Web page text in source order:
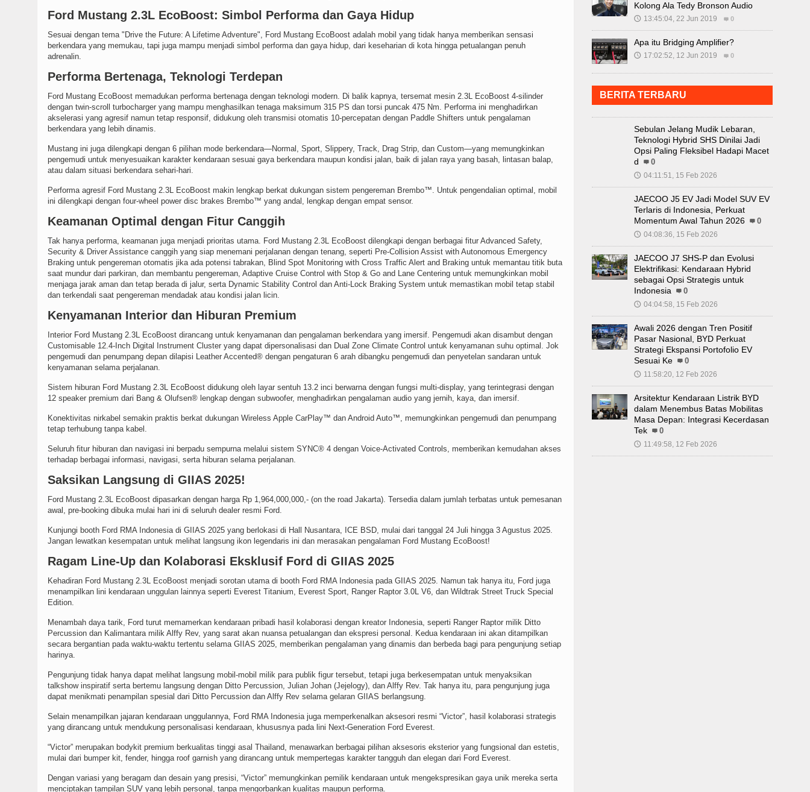
Ford Mustang 2.3L EcoBoost: Simbol Performa dan Gaya Hidup
Sesuai dengan tema "Drive the Future: A Lifetime Adventure", Ford Mustang EcoBoost adalah mobil yang tidak hanya memberikan sensasi
berkendara yang memukau, tapi juga mampu menjadi simbol performa dan gaya hidup, dari keseharian di kota hingga petualangan penuh
adrenalin.
Performa Bertenaga, Teknologi Terdepan
Ford Mustang EcoBoost memadukan performa bertenaga dengan teknologi modern. Di balik kapnya, tersemat mesin 2.3L EcoBoost 4-silinder
dengan twin-scroll turbocharger yang mampu menghasilkan tenaga maksimum 315 PS dan torsi puncak 475 Nm. Performa ini menghadirkan
akselerasi yang agresif namun tetap responsif, didukung oleh transmisi otomatis 10-percepatan dengan Paddle Shifters untuk pengalaman
berkendara yang lebih dinamis.
Mustang ini juga dilengkapi dengan 6 pilihan mode berkendara—Normal, Sport, Slippery, Track, Drag Strip, dan Custom—yang memungkinkan
pengemudi untuk menyesuaikan karakter kendaraan sesuai gaya berkendara maupun kondisi jalan, baik di jalan raya yang basah, lintasan balap,
atau dalam situasi berkendara sehari-hari.
Performa agresif Ford Mustang 2.3L EcoBoost makin lengkap berkat dukungan sistem pengereman Brembo™. Untuk pengendalian optimal, mobil
ini dilengkapi dengan four-wheel power disc brakes Brembo™ yang andal, lengkap dengan empat sensor.
Keamanan Optimal dengan Fitur Canggih
Tak hanya performa, keamanan juga menjadi prioritas utama. Ford Mustang 2.3L EcoBoost dilengkapi dengan berbagai fitur Advanced Safety,
Security & Driver Assistance canggih yang siap menemani perjalanan dengan tenang, seperti Pre-Collision Assist with Autonomous Emergency
Braking untuk pengereman otomatis jika ada potensi tabrakan, Blind Spot Monitoring with Cross Traffic Alert and Braking untuk memantau titik buta
saat mundur dari parkiran, dan membantu pengereman, Adaptive Cruise Control with Stop & Go and Lane Centering untuk memungkinkan mobil
menjaga jarak aman dan tetap berada di jalur, serta Dynamic Stability Control dan Anti-Lock Braking System untuk memastikan mobil tetap stabil
dan terkendali saat pengereman mendadak atau kondisi jalan licin.
Kenyamanan Interior dan Hiburan Premium
Interior Ford Mustang 2.3L EcoBoost dirancang untuk kenyamanan dan pengalaman berkendara yang imersif. Pengemudi akan disambut dengan
Customisable 12.4-Inch Digital Instrument Cluster yang dapat dipersonalisasi dan Dual Zone Climate Control untuk kenyamanan suhu optimal. Jok
pengemudi dan penumpang depan dilapisi Leather Accented® dengan pengaturan 6 arah dibangku pengemudi dan penyetelan sandaran untuk
kenyamanan selama perjalanan.
Sistem hiburan Ford Mustang 2.3L EcoBoost didukung oleh layar sentuh 13.2 inci berwarna dengan fungsi multi-display, yang terintegrasi dengan
12 speaker premium dari Bang & Olufsen® lengkap dengan subwoofer, menghadirkan pengalaman audio yang jernih, kaya, dan imersif.
Konektivitas nirkabel semakin praktis berkat dukungan Wireless Apple CarPlay™ dan Android Auto™, memungkinkan pengemudi dan penumpang
tetap terhubung tanpa kabel.
Seluruh fitur hiburan dan navigasi ini berpadu sempurna melalui sistem SYNC® 4 dengan Voice-Activated Controls, memberikan kemudahan akses
terhadap berbagai informasi, navigasi, serta hiburan selama perjalanan.
Saksikan Langsung di GIIAS 2025!
Ford Mustang 2.3L EcoBoost dipasarkan dengan harga Rp 1,964,000,000,- (on the road Jakarta). Tersedia dalam jumlah terbatas untuk pemesanan
awal, pre-booking dibuka mulai hari ini di seluruh dealer resmi Ford.
Kunjungi booth Ford RMA Indonesia di GIIAS 2025 yang berlokasi di Hall Nusantara, ICE BSD, mulai dari tanggal 24 Juli hingga 3 Agustus 2025.
Jangan lewatkan kesempatan untuk melihat langsung ikon legendaris ini dan merasakan pengalaman Ford Mustang EcoBoost!
Ragam Line-Up dan Kolaborasi Eksklusif Ford di GIIAS 2025
Kehadiran Ford Mustang 2.3L EcoBoost menjadi sorotan utama di booth Ford RMA Indonesia pada GIIAS 2025. Namun tak hanya itu, Ford juga
menampilkan lini kendaraan unggulan lainnya seperti Everest Titanium, Everest Sport, Ranger Raptor 3.0L V6, dan Wildtrak Street Truck Special
Edition.
Menambah daya tarik, Ford turut memamerkan kendaraan pribadi hasil kolaborasi dengan kreator Indonesia, seperti Ranger Raptor milik Ditto
Percussion dan Kalimantara milik Alffy Rev, yang sarat akan nuansa petualangan dan ekspresi personal. Kedua kendaraan ini akan ditampilkan
secara bergantian pada waktu-waktu tertentu selama GIIAS 2025, memberikan pengalaman yang dinamis dan berbeda bagi para pengunjung setiap
harinya.
Pengunjung tidak hanya dapat melihat langsung mobil-mobil milik para publik figur tersebut, tetapi juga berkesempatan untuk menyaksikan
talkshow inspiratif serta bertemu langsung dengan Ditto Percussion, Julian Johan (Jejelogy), dan Alffy Rev. Tak hanya itu, para pengunjung juga
dapat menikmati penampilan spesial dari Ditto Percussion dan Alffy Rev selama gelaran GIIAS berlangsung.
Selain menampilkan jajaran kendaraan unggulannya, Ford RMA Indonesia juga memperkenalkan aksesori resmi “Victor”, hasil kolaborasi strategis
yang dirancang untuk mendukung personalisasi kendaraan, khususnya pada lini Next-Generation Ford Everest.
“Victor” merupakan bodykit premium berkualitas tinggi asal Thailand, menawarkan berbagai pilihan aksesoris eksterior yang fungsional dan estetis,
mulai dari bumper kit, fender, hingga roof garnish yang dirancang untuk mempertegas karakter tangguh dan elegan dari Ford Everest.
Dengan variasi yang beragam dan desain yang presisi, “Victor” memungkinkan pemilik kendaraan untuk mengekspresikan gaya unik mereka serta
menciptakan tampilan SUV yang lebih personal, tanpa mengorbankan kualitas maupun performa.
Kolong Ala Tedy Bronson Audio
🕔 13:45:04, 22 Jun 2019 0
Apa itu Bridging Amplifier?
🕔 17:02:52, 12 Jun 2019 0
BERITA TERBARU
Sebulan Jelang Mudik Lebaran,
Teknologi Hybrid SHS Dinilai Jadi
Opsi Paling Fleksibel Hadapi Macet
d
0
🕔 04:11:51, 15 Feb 2026
JAECOO J5 EV Jadi Model SUV EV
Terlaris di Indonesia, Perkuat
Momentum Awal Tahun 2026
0
🕔 04:08:36, 15 Feb 2026
JAECOO J7 SHS-P dan Evolusi
Elektrifikasi: Kendaraan Hybrid
sebagai Opsi Strategis untuk
Indonesia
0
🕔 04:04:58, 15 Feb 2026
Awali 2026 dengan Tren Positif
Pasar Nasional, BYD Perkuat
Strategi Ekspansi Portofolio EV
Sesuai Ke
0
🕔 11:58:20, 12 Feb 2026
Arsitektur Kendaraan Listrik BYD
dalam Menembus Batas Mobilitas
Masa Depan: Integrasi Kecerdasan
Tek
0
🕔 11:49:58, 12 Feb 2026